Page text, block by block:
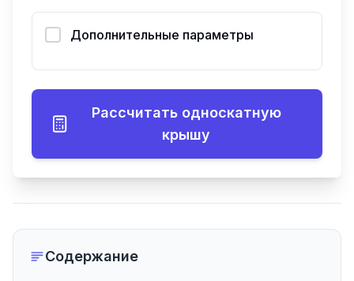
Дополнительные параметры
Рассчитать односкатную
крышу
Содержание